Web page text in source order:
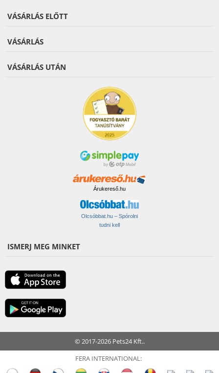
VÁSÁRLÁS ELŐTT
VÁSÁRLÁS
VÁSÁRLÁS UTÁN
Árukereső.hu
Olcsóbbat.hu – Spórolni
tudni kell
ISMERJ MEG MINKET
© 2017-2026 Pets24 Kft..
FERA INTERNATIONAL: